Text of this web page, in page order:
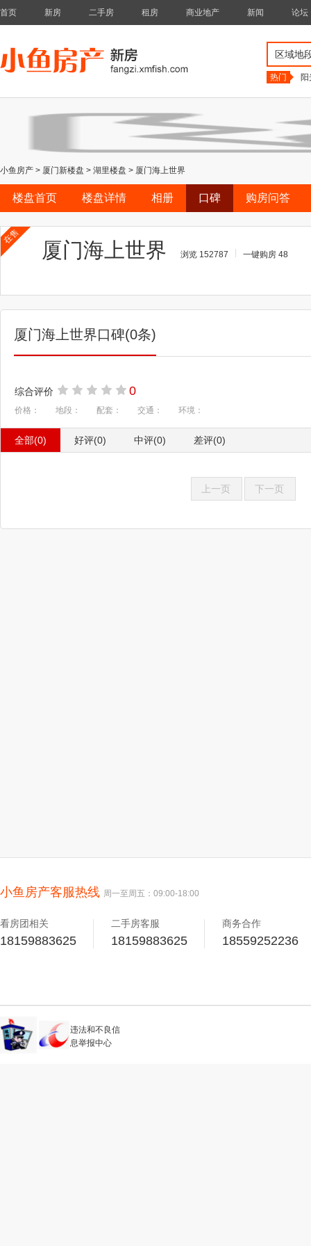
首页 新房 二手房 租房 商业地产 新闻 论坛
区域地
热门
小鱼房产 > 厦门新楼盘 > 湖里楼盘 > 厦门海上世界
楼盘首页 楼盘详情 相册 口碑 购房问答
在售
厦门海上世界 浏览 152787 一键购房 48
厦门海上世界口碑(0条)
综合评价 0
价格： 地段： 配套： 交通： 环境：
全部(0) 好评(0) 中评(0) 差评(0)
上一页 下一页
小鱼房产客服热线 周一至周五：09:00-18:00
看房团相关
18159883625
二手房客服
18159883625
商务合作
18559252236
违法和不良信
息举报中心